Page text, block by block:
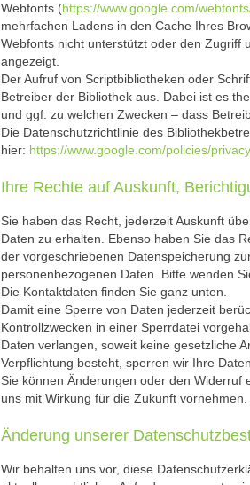
Webfonts (https://www.google.com/
mehrfachen Ladens in den Cache Ihres
Webfonts nicht unterstützt oder den Zugriff
angezeigt.
Der Aufruf von Scriptbibliotheken oder
Betreiber der Bibliothek aus. Dabei ist es
und ggf. zu welchen Zwecken – dass
Die Datenschutzrichtlinie des
hier: https://www.google.com/policies/
Ihre Rechte auf Auskunft,
Sie haben das Recht, jederzeit Auskunft
Daten zu erhalten. Ebenso haben Sie das
der vorgeschriebenen Datenspeicherung
personenbezogenen Daten. Bitte wenden
Die Kontaktdaten finden Sie ganz unten.
Damit eine Sperre von Daten jederzeit
Kontrollzwecken in einer Sperrdatei
Daten verlangen, soweit keine gesetzliche
Verpflichtung besteht, sperren wir Ihre
Sie können Änderungen oder den Widerruf
uns mit Wirkung für die Zukunft vornehmen.
Änderung unserer
Wir behalten uns vor, diese